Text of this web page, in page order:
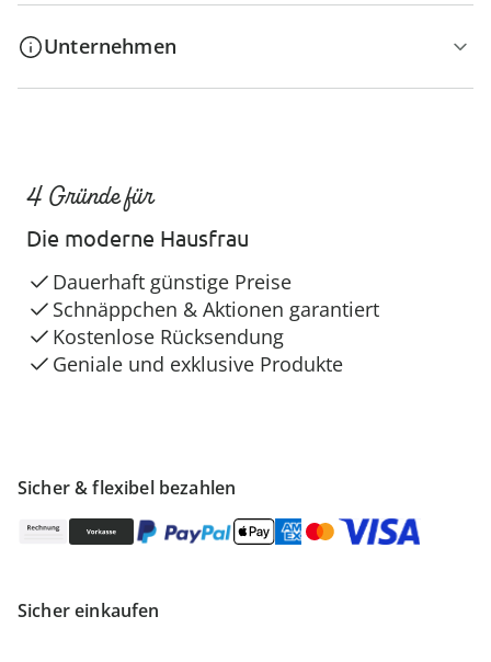
Unternehmen
Sicher & flexibel bezahlen
Sicher einkaufen
4 Gründe für
Die moderne Hausfrau
Dauerhaft günstige Preise
Schnäppchen & Aktionen garantiert
Kostenlose Rücksendung
Geniale und exklusive Produkte